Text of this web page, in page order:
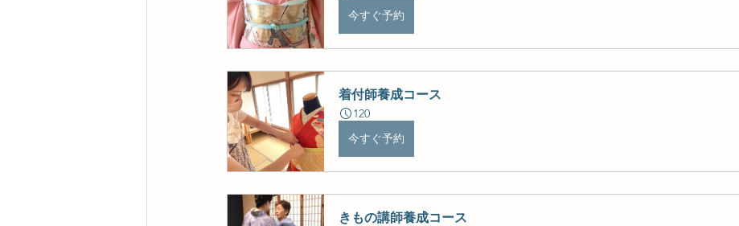
今すぐ予約
着付師養成コース
120
今すぐ予約
きもの講師養成コース